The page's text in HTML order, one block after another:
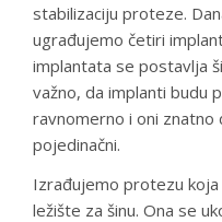
stabilizaciju proteze.
ugrađujemo četiri
implantata se postavlja
važno, da implanti budu
ravnomerno i oni znatno
pojedinačni.
Izrađujemo protezu
ležište za šinu. Ona se